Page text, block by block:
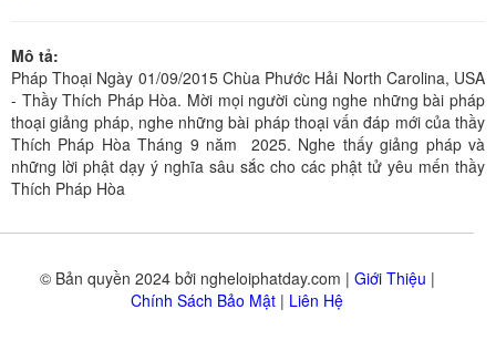
Mô tả:
Pháp Thoại Ngày 01/09/2015 Chùa Phước Hải North Carolina, USA
- Thầy Thích Pháp Hòa. Mời mọi người cùng nghe những bài pháp
thoại giảng pháp, nghe những bài pháp thoại vấn đáp mới của thầy
Thích Pháp Hòa Tháng 9 năm 2025. Nghe thấy giảng pháp và
những lời phật dạy ý nghĩa sâu sắc cho các phật tử yêu mến thầy
Thích Pháp Hòa
© Bản quyền 2024 bởi ngheloiphatday.com | Giới Thiệu |
Chính Sách Bảo Mật | Liên Hệ